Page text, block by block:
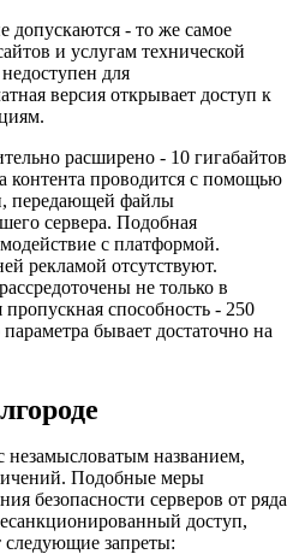
допускаются - то же самое
и услугам технической
для
версия открывает доступ к
расширено - 10 гигабайтов
контента проводится с помощью
передающей файлы
сервера. Подобная
с платформой.
рекламой отсутствуют.
не только в
способность - 250
бывает достаточно на
незамысловатым названием,
Подобные меры
безопасности серверов от ряда
доступ,
запреты: